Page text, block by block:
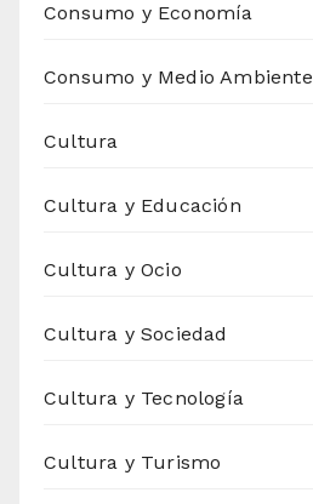
Consumo y Economía
Consumo y Medio Ambiente
Cultura
Cultura y Educación
Cultura y Ocio
Cultura y Sociedad
Cultura y Tecnología
Cultura y Turismo